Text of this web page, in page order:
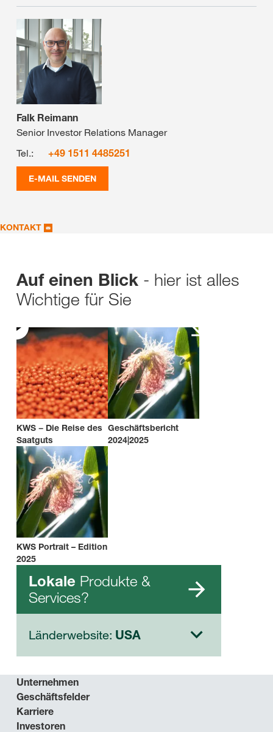
Falk Reimann
Senior Investor Relations Manager
Tel.:
+49 1511 4485251
E-MAIL SENDEN
KONTAKT
Auf einen Blick - hier ist alles
Wichtige für Sie
KWS − Die Reise des
Saatguts
Geschäftsbericht
2024|2025
KWS Portrait – Edition
2025
Lokale Produkte &
Services?
Länderwebsite: USA
Unternehmen
Geschäftsfelder
Karriere
Investoren